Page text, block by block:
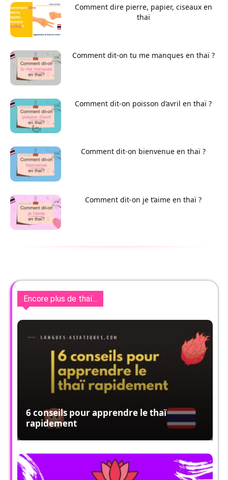
Comment dire pierre, papier, ciseaux en
thaï
Comment dit-on tu me manques en thaï ?
Comment dit-on poisson d’avril en thaï ?
Comment dit-on bienvenue en thaï ?
Comment dit-on je t’aime en thaï ?
Encore plus de thaï...
6 conseils pour apprendre le thaï
rapidement